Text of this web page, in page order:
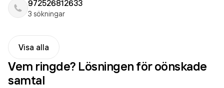
972526812633
3 sökningar
Visa alla
Vem ringde? Lösningen för oönskade
samtal